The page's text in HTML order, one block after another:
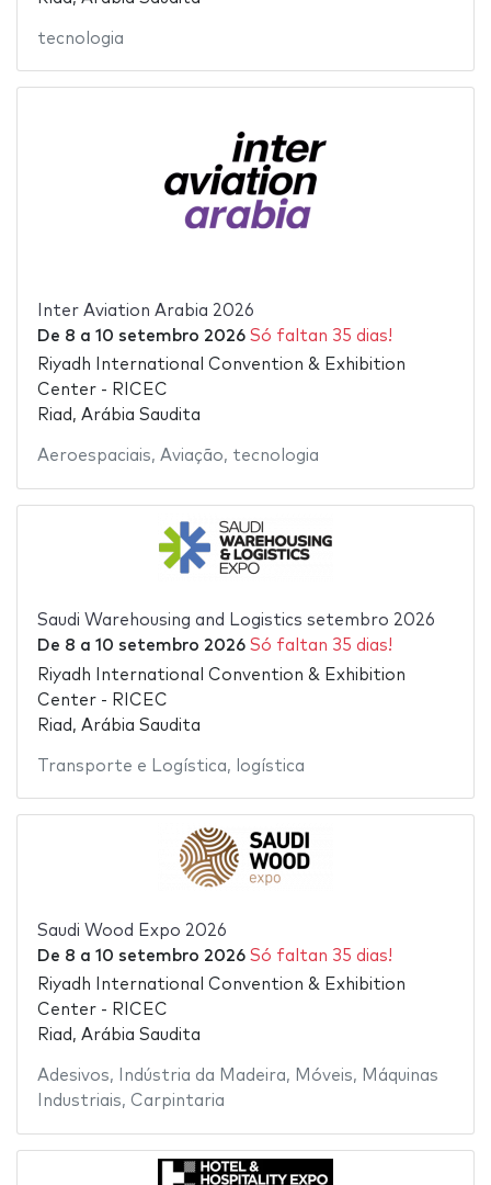
tecnologia
Inter Aviation Arabia 2026
De 8 a 10 setembro 2026 Só faltan 35 dias!
Riyadh International Convention & Exhibition
Center - RICEC
Riad, Arábia Saudita
Aeroespaciais, Aviação, tecnologia
Saudi Warehousing and Logistics setembro 2026
De 8 a 10 setembro 2026 Só faltan 35 dias!
Riyadh International Convention & Exhibition
Center - RICEC
Riad, Arábia Saudita
Transporte e Logística, logística
Saudi Wood Expo 2026
De 8 a 10 setembro 2026 Só faltan 35 dias!
Riyadh International Convention & Exhibition
Center - RICEC
Riad, Arábia Saudita
Adesivos, Indústria da Madeira, Móveis, Máquinas
Industriais, Carpintaria